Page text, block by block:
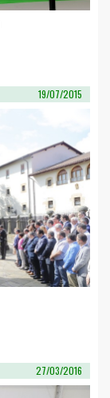
19/07/2015
27/03/2016